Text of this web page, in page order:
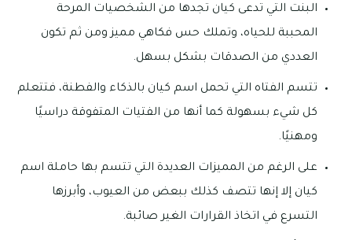
البنت التي تدعى كيان تجدها من الشخصيات المرحة
المحببة للحياه، وتملك حس فكاهي مميز ومن ثم تكون
العددي من الصدقات بشكل بسهل.
تتسم الفتاه التي تحمل اسم كيان بالذكاء والفطنة، فتتعلم
كل شيء بسهولة كما أنها من الفتيات المتفوقة دراسيًا
ومهنيًا.
على الرغم من المميزات العديدة التي تتسم بها حاملة اسم
كيان إلا إنها تتصف كذلك ببعض من العيوب، وأبرزها
التسرع في اتخاذ القرارات الغير صائبة.